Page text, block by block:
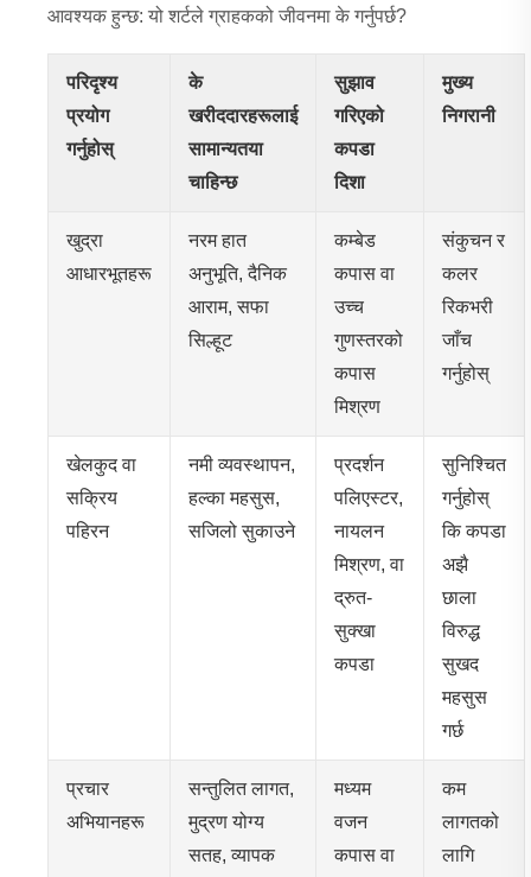
आवश्यक हुन्छ: यो शर्टले ग्राहकको जीवनमा के गर्नुपर्छ?
परिदृश्य
प्रयोग
गर्नुहोस्
के
खरीददारहरूलाई
सामान्यतया
चाहिन्छ
सुझाव
गरिएको
कपडा
दिशा
मुख्य
निगरानी
खुद्रा
आधारभूतहरू
नरम हात
अनुभूति, दैनिक
आराम, सफा
सिल्हूट
कम्बेड
कपास वा
उच्च
गुणस्तरको
कपास
मिश्रण
संकुचन र
कलर
रिकभरी
जाँच
गर्नुहोस्
खेलकुद वा
सक्रिय
पहिरन
नमी व्यवस्थापन,
हल्का महसुस,
सजिलो सुकाउने
प्रदर्शन
पलिएस्टर,
नायलन
मिश्रण, वा
द्रुत-
सुक्खा
कपडा
सुनिश्चित
गर्नुहोस्
कि कपडा
अझै
छाला
विरुद्ध
सुखद
महसुस
गर्छ
प्रचार
अभियानहरू
सन्तुलित लागत,
मुद्रण योग्य
सतह, व्यापक
मध्यम
वजन
कपास वा
कम
लागतको
लागि